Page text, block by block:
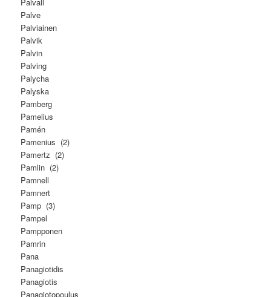
Palve
Palviainen
Palvik
Palvin
Palving
Palycha
Palyska
Pamberg
Pamelius
Pamén
Pamenius (2)
Pamertz (2)
Pamlin (2)
Pamnell
Pamnert
Pamp (3)
Pampel
Pampponen
Pamrin
Pana
Panagiotidis
Panagiotis
Panagiotopoulus